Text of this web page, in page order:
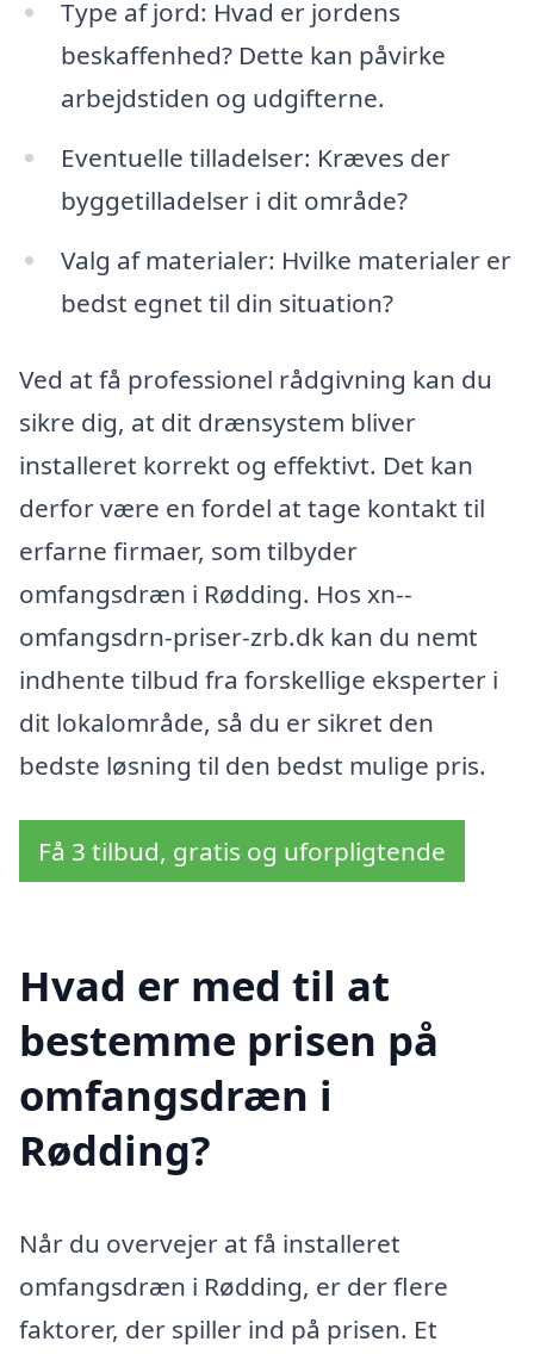
Type af jord: Hvad er jordens
beskaffenhed? Dette kan påvirke
arbejdstiden og udgifterne.
Eventuelle tilladelser: Kræves der
byggetilladelser i dit område?
Valg af materialer: Hvilke materialer er
bedst egnet til din situation?
Ved at få professionel rådgivning kan du
sikre dig, at dit drænsystem bliver
installeret korrekt og effektivt. Det kan
derfor være en fordel at tage kontakt til
erfarne firmaer, som tilbyder
omfangsdræn i Rødding. Hos xn--
omfangsdrn-priser-zrb.dk kan du nemt
indhente tilbud fra forskellige eksperter i
dit lokalområde, så du er sikret den
bedste løsning til den bedst mulige pris.
Få 3 tilbud, gratis og uforpligtende
Hvad er med til at
bestemme prisen på
omfangsdræn i
Rødding?
Når du overvejer at få installeret
omfangsdræn i Rødding, er der flere
faktorer, der spiller ind på prisen. Et